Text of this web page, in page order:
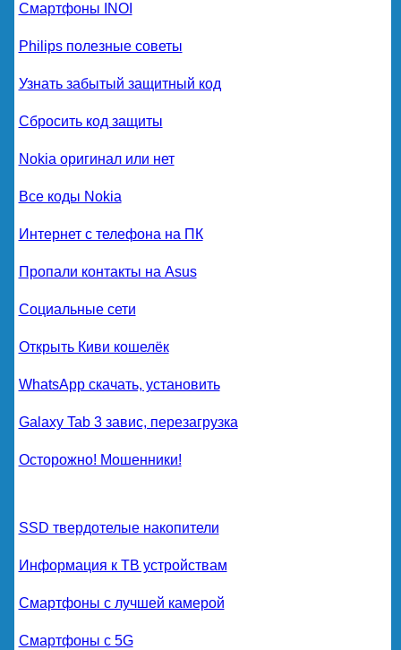
Смартфоны INOI
Philips полезные советы
Узнать забытый защитный код
Сбросить код защиты
Nokia оригинал или нет
Все коды Nokia
Интернет с телефона на ПК
Пропали контакты на Asus
Социальные сети
Открыть Киви кошелёк
WhatsApp скачать, установить
Galaxy Tab 3 завис, перезагрузка
Осторожно! Мошенники!
SSD твердотелые накопители
Информация к ТВ устройствам
Смартфоны с лучшей камерой
Смартфоны с 5G